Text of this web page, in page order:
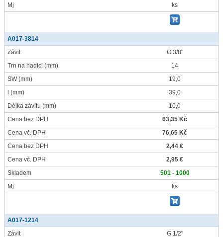
Mj
ks
A017-3814
Závit
G 3/8"
Trn na hadici (mm)
14
SW(mm)
19,0
(mm)
39,0
Délka závitu (mm)
10,0
Cena bez DPH
63,35 Kč
Cena vč. DPH
76,65 Kč
Cena bez DPH
2,44 €
Cena vč. DPH
2,95 €
Skladem
501 - 1000
Mj
ks
A017-1214
Závit
G 1/2"